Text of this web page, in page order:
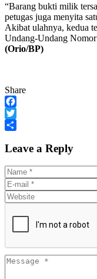
“Barang bukti milik
petugas juga menyita
Akibat ulahnya, kedua
Undang-Undang
(Orio/BP)
Share
Facebook
Twitter
Leave a Reply